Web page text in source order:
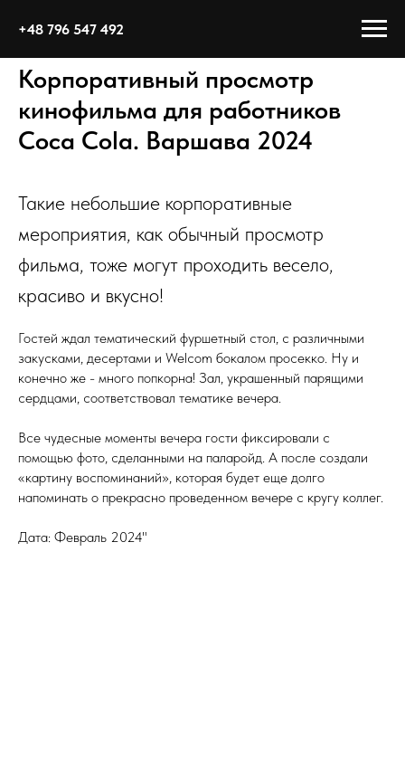
+48 796 547 492
Корпоративный просмотр
кинофильма для работников
Coca Cola. Варшава 2024
Такие небольшие корпоративные
мероприятия, как обычный просмотр
фильма, тоже могут проходить весело,
красиво и вкусно!
Гостей ждал тематический фуршетный стол, с различными
закусками, десертами и Welcom бокалом просекко. Ну и
конечно же - много попкорна! Зал, украшенный парящими
сердцами, соответствовал тематике вечера.
Все чудесные моменты вечера гости фиксировали с
помощью фото, сделанными на паларойд. А после создали
«картину воспоминаний», которая будет еще долго
напоминать о прекрасно проведенном вечере с кругу коллег.
Дата: Февраль 2024"